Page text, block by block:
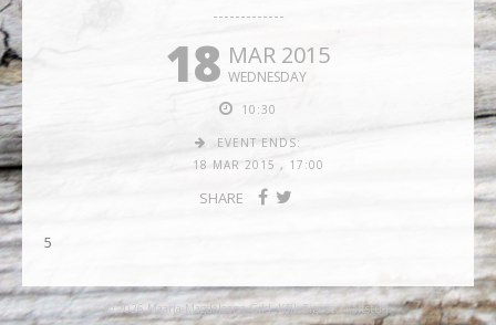
18 MAR 2015
WEDNESDAY
10:30
EVENT ENDS:
18 MAR 2015 , 17:00
SHARE
5
© 2026 Maarja-Magdaleena Gild. Kõik õigused kaitstud.